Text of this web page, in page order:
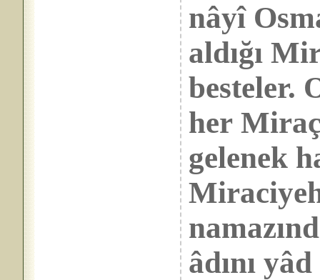
nâyî
aldığı
besteler.
her
gelenek
âdını